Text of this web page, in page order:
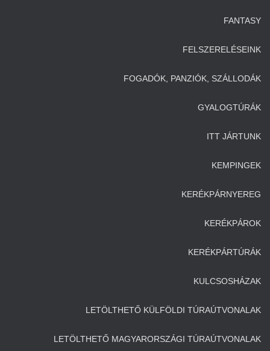
FANTASY
FELSZERELÉSEINK
FOGADÓK, PANZIÓK, SZÁLLODÁK
GYALOGTÚRÁK
ITT JÁRTUNK
KEMPINGEK
KERÉKPÁRNYEREG
KERÉKPÁROK
KERÉKPÁRTÚRÁK
KULCSOSHÁZAK
LETÖLTHETŐ KÜLFÖLDI TÚRAÚTVONALAK
LETÖLTHETŐ MAGYARORSZÁGI TÚRAÚTVONALAK